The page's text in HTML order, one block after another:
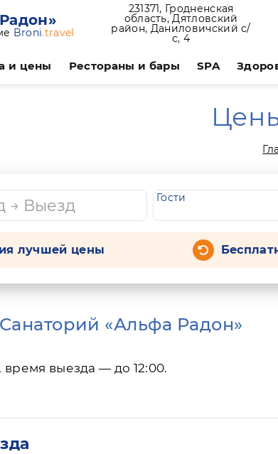
Broni.travel
231371, Гродненская
область, Дятловский
район, Даниловичский с/
с, 4
и цены Рестораны и бары SPA
Гости
лучшей цены
«Альфа Радон»
выезда — до 12:00.